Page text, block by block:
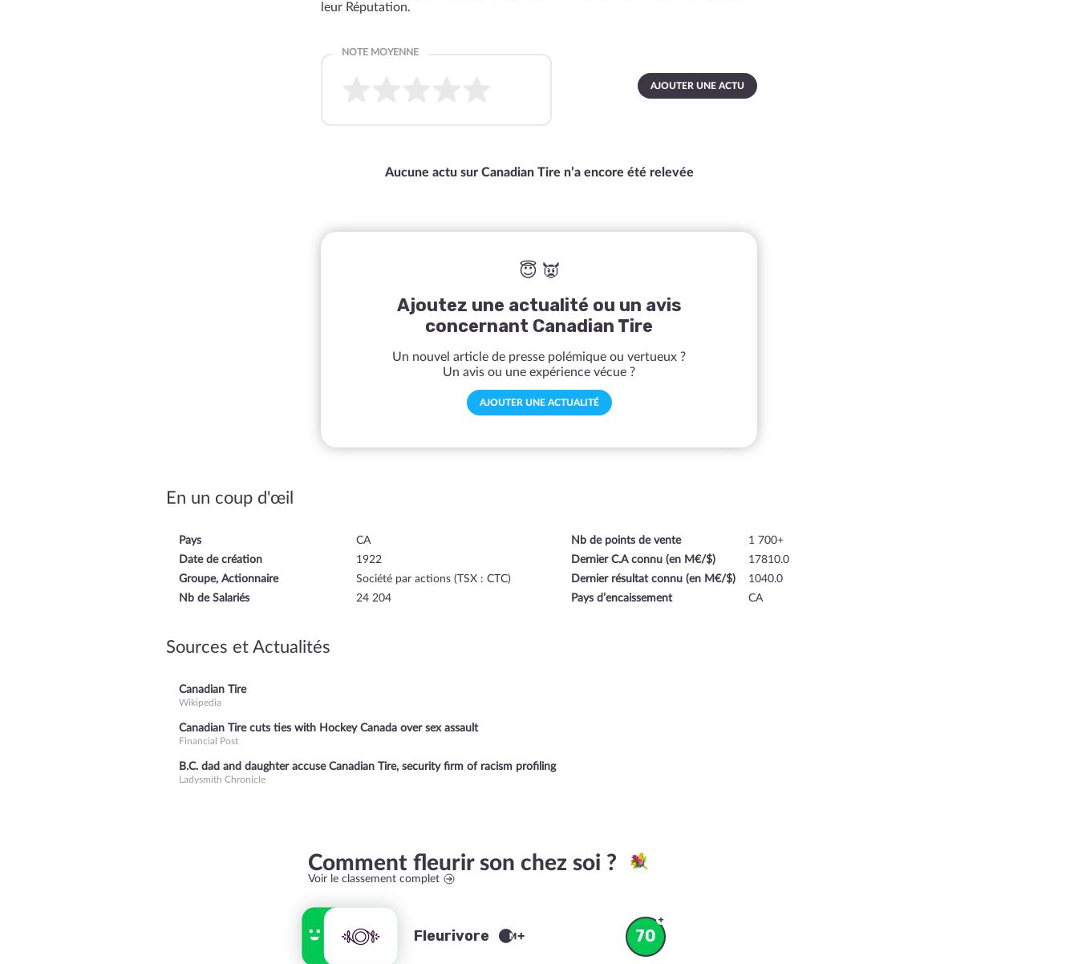
leur Réputation.
AJOUTER UNE ACTU
Aucune actu sur Canadian Tire n’a encore été relevée
😇 👿
Ajoutez une actualité ou un avis
concernant Canadian Tire
Un nouvel article de presse polémique ou vertueux ?
Un avis ou une expérience vécue ?
AJOUTER UNE ACTUALITÉ
En un coup d'œil
Pays
CA
Date de création
1922
Groupe, Actionnaire
Société par actions (TSX : CTC)
Nb de Salariés
24 204
Nb de points de vente
1 700+
Dernier C.A connu (en M€/$)
17810.0
Dernier résultat connu (en M€/$)
1040.0
Pays d’encaissement
CA
Sources et Actualités
Canadian Tire
Wikipedia
Canadian Tire cuts ties with Hockey Canada over sex assault
Financial Post
B.C. dad and daughter accuse Canadian Tire, security firm of racism profiling
Ladysmith Chronicle
Comment fleurir son chez soi ?
Voir le classement complet
Fleurivore 70